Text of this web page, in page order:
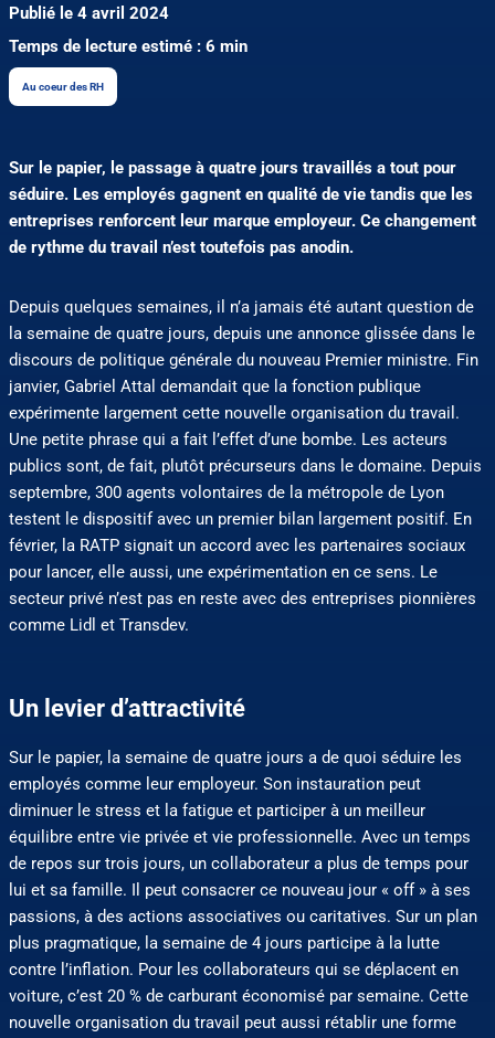
Publié le 4 avril 2024
Temps de lecture estimé : 6 min
Au coeur des RH
Sur le papier, le passage à quatre jours travaillés a tout pour
séduire. Les employés gagnent en qualité de vie tandis que les
entreprises renforcent leur marque employeur. Ce changement
de rythme du travail n’est toutefois pas anodin.
Depuis quelques semaines, il n’a jamais été autant question de
la semaine de quatre jours, depuis une annonce glissée dans le
discours de politique générale du nouveau Premier ministre. Fin
janvier, Gabriel Attal demandait que la fonction publique
expérimente largement cette nouvelle organisation du travail.
Une petite phrase qui a fait l’effet d’une bombe. Les acteurs
publics sont, de fait, plutôt précurseurs dans le domaine. Depuis
septembre, 300 agents volontaires de la métropole de Lyon
testent le dispositif avec un premier bilan largement positif. En
février, la RATP signait un accord avec les partenaires sociaux
pour lancer, elle aussi, une expérimentation en ce sens. Le
secteur privé n’est pas en reste avec des entreprises pionnières
comme Lidl et Transdev.
Un levier d’attractivité
Sur le papier, la semaine de quatre jours a de quoi séduire les
employés comme leur employeur. Son instauration peut
diminuer le stress et la fatigue et participer à un meilleur
équilibre entre vie privée et vie professionnelle. Avec un temps
de repos sur trois jours, un collaborateur a plus de temps pour
lui et sa famille. Il peut consacrer ce nouveau jour « off » à ses
passions, à des actions associatives ou caritatives. Sur un plan
plus pragmatique, la semaine de 4 jours participe à la lutte
contre l’inflation. Pour les collaborateurs qui se déplacent en
voiture, c’est 20 % de carburant économisé par semaine. Cette
nouvelle organisation du travail peut aussi rétablir une forme